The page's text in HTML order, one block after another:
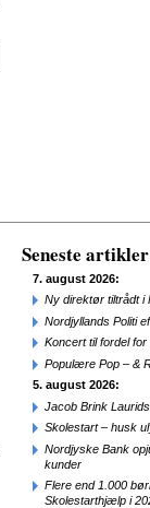
Seneste artikler
7. august 2026:
Ny direktør tiltrådt i
Nordjyllands Politi
Koncert til fordel
Populære Pop – &
5. august 2026:
Jacob Brink
Skolestart – husk
Nordjyske Bank
kunder
Flere end 1.000
Skolestarthjælp i